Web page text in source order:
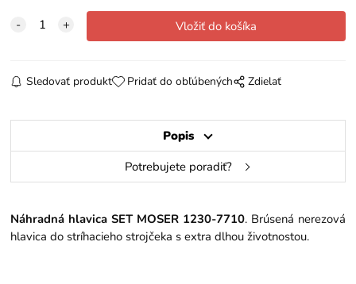
Sledovať produkt Pridať do obľúbených Zdielať
Popis
Potrebujete poradiť?
Náhradná hlavica SET MOSER 1230-7710. Brúsená nerezová
hlavica do stríhacieho strojčeka s extra dlhou životnostou.